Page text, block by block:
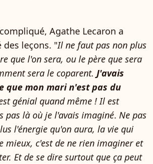
Agathe Lecaron a
leçons. "Il ne faut pas non plus
que l'on sera, ou le père que sera
sera le coparent. J'avais
que mon mari n'est pas du
génial quand même ! Il est
pas là où je l'avais imaginé. Ne pas
l'énergie qu'on aura, la vie qui
mieux, c'est de ne rien imaginer et
Et de se dire surtout que ça peut